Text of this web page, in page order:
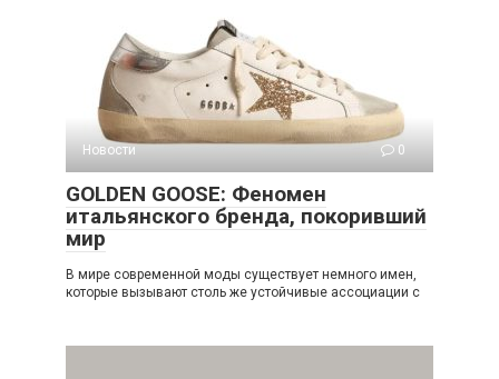
Новости 0
GOLDEN GOOSE: Феномен
итальянского бренда, покоривший
мир
В мире современной моды существует немного имен,
которые вызывают столь же устойчивые ассоциации с